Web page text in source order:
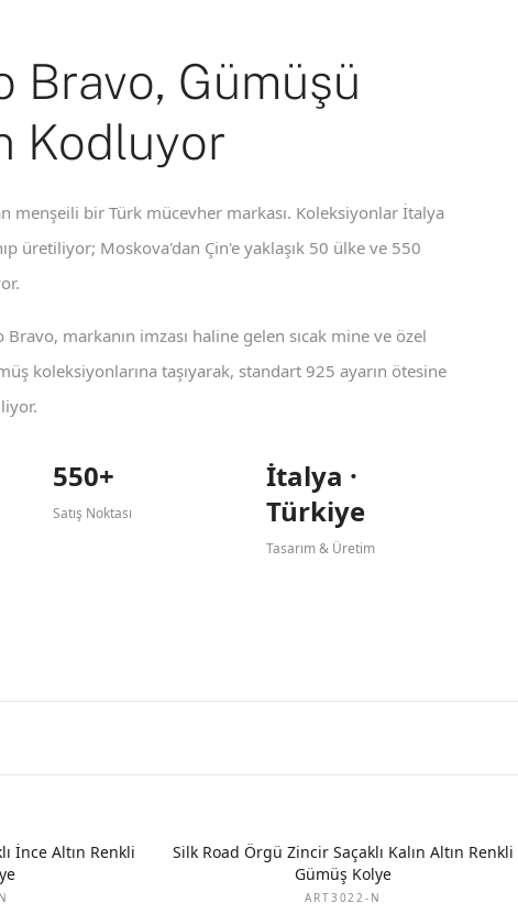
Bravo, Gümüşü
Kodluyor
menşeili bir Türk mücevher markası. Koleksiyonlar İtalya
üretiliyor; Moskova'dan Çin'e yaklaşık 50 ülke ve 550
markanın imzası haline gelen sıcak mine ve özel
koleksiyonlarına taşıyarak, standart 925 ayarın ötesine
550+
Satış Noktası
İtalya ·
Türkiye
Tasarım & Üretim
İnce Altın Renkli
Silk Road Örgü Zincir Saçaklı Kalın Altın Renkli
Gümüş Kolye
ART3022-N